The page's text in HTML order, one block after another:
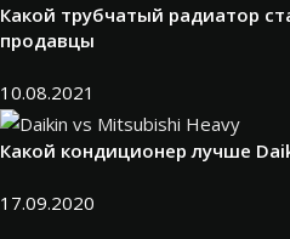
Какой трубчатый радиатор
продавцы
10.08.2021
Какой кондиционер лучше
17.09.2020